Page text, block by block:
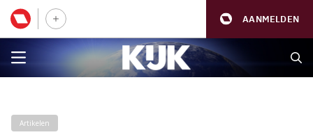
AANMELDEN
Artikelen